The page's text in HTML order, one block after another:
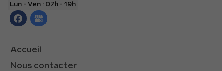
Lun - Ven : 07h - 19h
Accueil
Nous contacter